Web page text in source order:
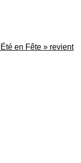
en Fête » revient